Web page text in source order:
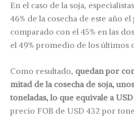
En el caso de la soja,
46% de la cosecha de este año
comparado con el 45% en las
el 49% promedio de los últimos
Como resultado, quedan por
mitad de la cosecha de soja,
toneladas, lo que equivale a USD
precio FOB de USD 432 por